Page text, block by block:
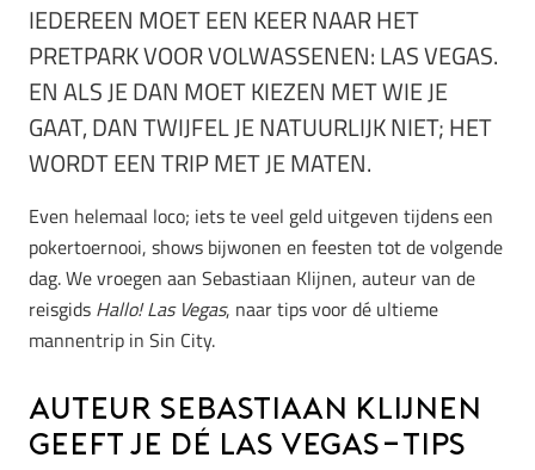
IEDEREEN MOET EEN KEER NAAR HET
PRETPARK VOOR VOLWASSENEN: LAS VEGAS.
EN ALS JE DAN MOET KIEZEN MET WIE JE
GAAT, DAN TWIJFEL JE NATUURLIJK NIET; HET
WORDT EEN TRIP MET JE MATEN.
Even helemaal loco; iets te veel geld uitgeven tijdens een
pokertoernooi, shows bijwonen en feesten tot de volgende
dag. We vroegen aan Sebastiaan Klijnen, auteur van de
reisgids Hallo! Las Vegas, naar tips voor dé ultieme
mannentrip in Sin City.
Auteur Sebastiaan Klijnen
geeft je dÉ Las Vegas-tips